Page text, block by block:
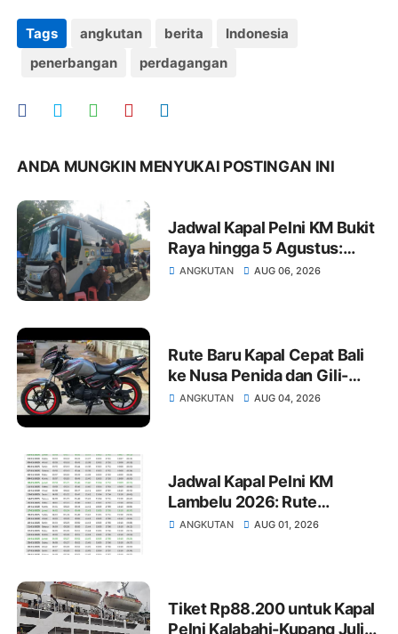
Tags angkutan berita
Indonesia
penerbangan
perdagangan
ANDA MUNGKIN MENYUKAI POSTINGAN INI
Jadwal Kapal Pelni KM Bukit
Raya hingga 5 Agustus:
Rute Surabaya-Pontianak,
ANGKUTAN AUG 06, 2026
Rute Baru Kapal Cepat Bali
ke Nusa Penida dan Gili-
Lombok, Semaya One
ANGKUTAN AUG 04, 2026
Jadwal Kapal Pelni KM
Lambelu 2026: Rute
Pantoloan, Tarakan,
ANGKUTAN AUG 01, 2026
Tiket Rp88.200 untuk Kapal
Pelni Kalabahi-Kupang Juli